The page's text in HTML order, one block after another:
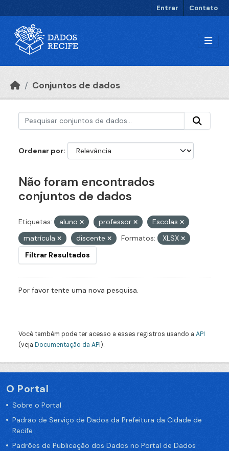
Entrar Contato
Conjuntos de dados
Ordenar por
Não foram encontrados
conjuntos de dados
Etiquetas: aluno professor
Escolas
matrícula
discente Formatos:
XLSX
Filtrar Resultados
Por favor tente uma nova pesquisa.
Você também pode ter acesso a esses registros usando a API
(veja Documentação da API).
O Portal
Sobre o Portal
Padrão de Serviço de Dados da Prefeitura da Cidade de
Recife
Padrões de Publicação dos Dados no Portal de Dados